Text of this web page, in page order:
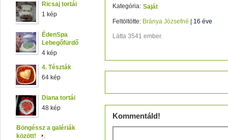
Ricsaj tortái
1 kép
ÉdenSpa
Lebegőfürdő
4 kép
4. Tészták
64 kép
Diana tortái
48 kép
Böngéssz a galériák
között!
Kategória: Saját
Feltöltötte: Bránya Józsefné 16 éve
Látta 3541 ember.
Kommentáld!